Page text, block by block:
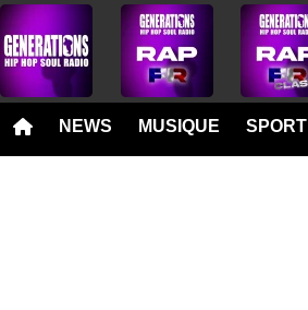
NEWS MUSIQUE SPORT